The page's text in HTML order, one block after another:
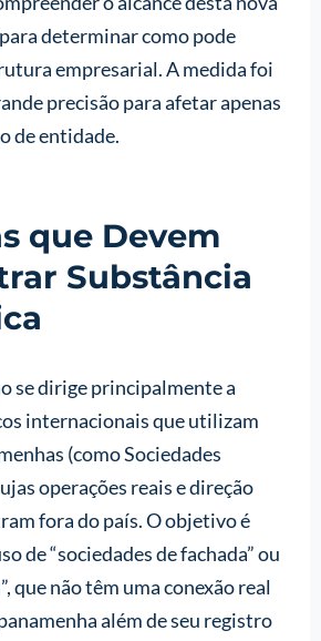
determinar como pode
empresarial. A medida foi
precisão para afetar apenas
de entidade.
que Devem
Substância
se dirige principalmente a
internacionais que utilizam
(como Sociedades
operações reais e direção
fora do país. O objetivo é
de “sociedades de fachada” ou
que não têm uma conexão real
além de seu registro